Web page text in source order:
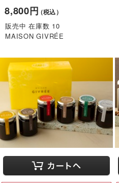
8,800円（税込）
販売中 在庫数 10
MAISON GIVRÉE